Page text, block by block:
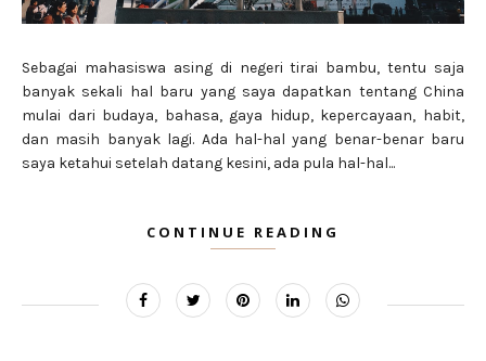
Sebagai mahasiswa asing di negeri tirai bambu, tentu saja
banyak sekali hal baru yang saya dapatkan tentang China
mulai dari budaya, bahasa, gaya hidup, kepercayaan, habit,
dan masih banyak lagi. Ada hal-hal yang benar-benar baru
saya ketahui setelah datang kesini, ada pula hal-hal...
CONTINUE READING